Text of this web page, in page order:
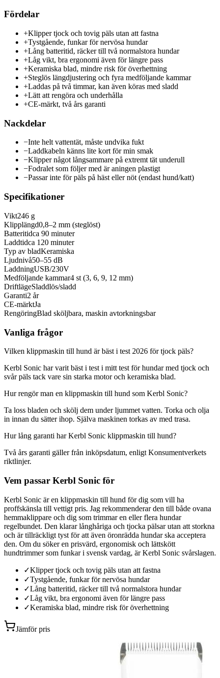
Fördelar
+Klipper tjock och tovig päls utan att fastna
+Tystgående, funkar för nervösa hundar
+Lång batteritid, räcker till två normalstora hundar
+Låg vikt, bra ergonomi även för längre pass
+Keramiska blad, mindre risk för överhettning
+Steglös längdjustering och fyra medföljande kammar
+Laddas på två timmar, kan även köras med sladd
+Lätt att rengöra och underhålla
+CE-märkt, två års garanti
Nackdelar
−Inte helt vattentät, måste undvika fukt
−Laddkabeln känns lite kort för min smak
−Klipper något långsammare på extremt tät underull
−Fodralet som följer med är aningen plastigt
−Passar inte för päls på häst eller nöt (endast hund/katt)
Specifikationer
Vikt246 g
Klipplängd0,8–2 mm (steglöst)
Batteritidca 90 minuter
Laddtidca 120 minuter
Typ av bladKeramiska
Ljudnivå50–55 dB
LaddningUSB/230V
Medföljande kammar4 st (3, 6, 9, 12 mm)
DriftlägeSladdlös/sladd
Garanti2 år
CE-märktJa
RengöringBlad sköljbara, maskin avtorkningsbar
Vanliga frågor
Vilken klippmaskin till hund är bäst i test 2026 för tjock päls?
Kerbl Sonic har varit bäst i test i mitt test för hundar med tjock och
svår päls tack vare sin starka motor och keramiska blad.
Hur rengör man en klippmaskin till hund som Kerbl Sonic?
Ta loss bladen och skölj dem under ljummet vatten. Torka och olja
in innan du sätter ihop. Själva maskinen torkas av med trasa.
Hur lång garanti har Kerbl Sonic klippmaskin till hund?
Två års garanti gäller från inköpsdatum, enligt Konsumentverkets
riktlinjer.
Vem passar Kerbl Sonic för
Kerbl Sonic är en klippmaskin till hund för dig som vill ha
proffskänsla till vettigt pris. Jag rekommenderar den till både ovana
hemmaklippare och dig som trimmar en eller flera hundar
regelbundet. Den klarar långhåriga och tjocka pälsar utan att storkna
och är tillräckligt tyst för att även öronrädda hundar ska acceptera
den. Om du söker en prisvärd, ergonomisk och lättskött
hundtrimmer som funkar i svensk vardag, är Kerbl Sonic svårslagen.
✓Klipper tjock och tovig päls utan att fastna
✓Tystgående, funkar för nervösa hundar
✓Lång batteritid, räcker till två normalstora hundar
✓Låg vikt, bra ergonomi även för längre pass
✓Keramiska blad, mindre risk för överhettning
Jämför pris